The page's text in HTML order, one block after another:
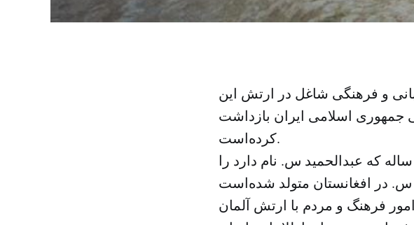
و فرهنگی شاغل در ارتش این
اسلامی ایران بازداشت
کرده‌است.
دادستان کل آلمان اتهام جاسوسی به این مرد ۵۰ ساله که عبدالحمید س. نام دارد را
فرهنگ و مردم با ارتش آلمان